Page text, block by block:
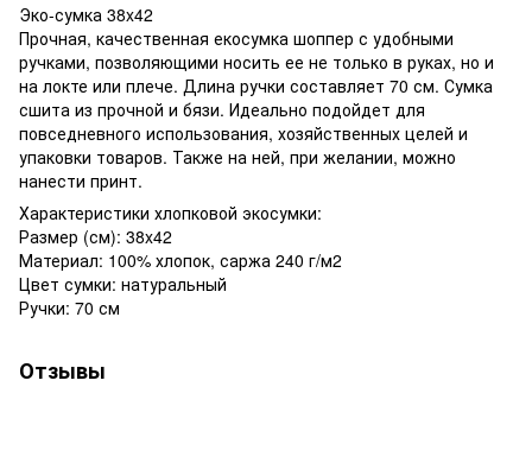
Эко-сумка 38x42
Прочная, качественная екосумка шоппер с удобными
ручками, позволяющими носить ее не только в руках, но и
на локте или плече. Длина ручки составляет 70 см. Сумка
сшита из прочной и бязи. Идеально подойдет для
повседневного использования, хозяйственных целей и
упаковки товаров. Также на ней, при желании, можно
нанести принт.
Характеристики хлопковой экосумки:
Размер (см): 38x42
Материал: 100% хлопок, саржа 240 г/м2
Цвет сумки: натуральный
Ручки: 70 см
Отзывы